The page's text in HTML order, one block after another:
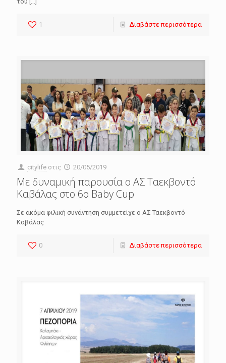
1 Διαβάστε περισσότερα
citylife στις 20/05/2019
Με δυναμική παρουσία ο ΑΣ Ταεκβοντό
Καβάλας στο 6ο Baby Cup
Σε ακόμα φιλική συνάντηση συμμετείχε ο ΑΣ Ταεκβοντό
Καβάλας
0 Διαβάστε περισσότερα